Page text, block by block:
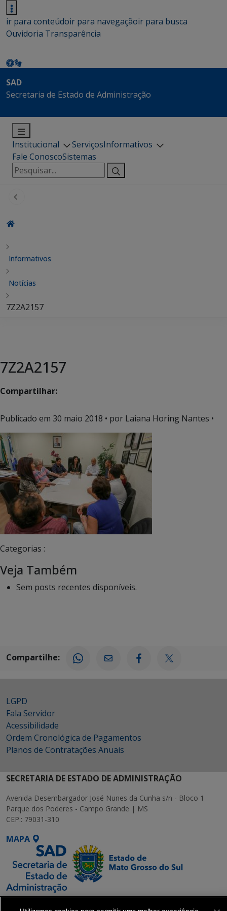
ir para conteúdoir para navegaçãoir para busca
Ouvidoria Transparência
SAD
Secretaria de Estado de Administração
Institucional ServiçosInformativos
Fale ConoscoSistemas
Pesquisar
por:
Informativos
Notícias
7Z2A2157
7Z2A2157
Compartilhar:
Publicado em 30 maio 2018 • por Laiana Horing Nantes •
Categorias :
Veja Também
Sem posts recentes disponíveis.
Compartilhe:
LGPD
Fala Servidor
Acessibilidade
Ordem Cronológica de Pagamentos
Planos de Contratações Anuais
SECRETARIA DE ESTADO DE ADMINISTRAÇÃO
Avenida Desembargador José Nunes da Cunha s/n - Bloco 1
Parque dos Poderes - Campo Grande | MS
CEP.: 79031-310
MAPA